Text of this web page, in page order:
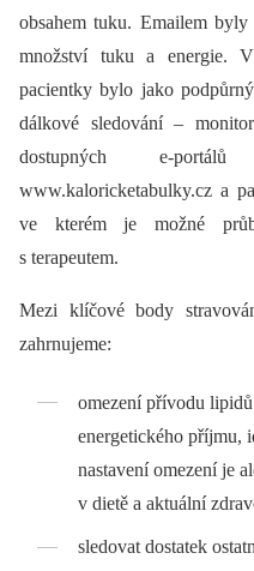
obsahem tuku. Emailem
množství tuku a energie.
pacientky bylo jako
dálkové sledování –⁠
dostupných e-
www.kaloricketabulky.cz a
ve kterém je možné
s terapeutem.
Mezi klíčové body
zahrnujeme:
omezení přívodu
energetického příjmu,
nastavení omezení je
v dietě a aktuální
sledovat dostatek